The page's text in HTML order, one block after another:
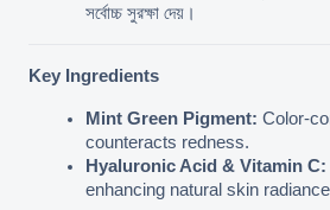
সর্বোচ্চ সুরক্ষা দেয়।
Key Ingredients
Mint Green Pigment: Color-
counteracts redness.
Hyaluronic Acid & Vitamin C:
enhancing natural skin